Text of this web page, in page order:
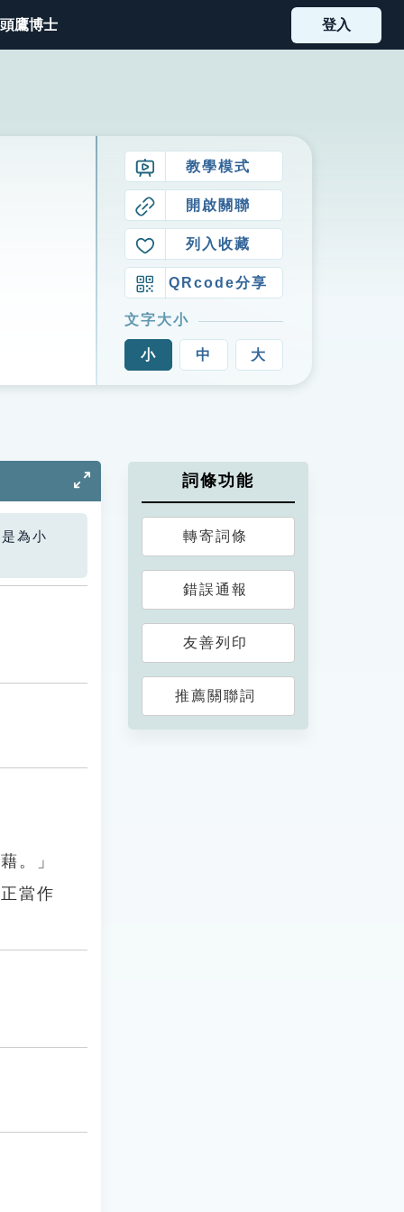
鷹博士 登入
教學模式
開啟關聯
列入收藏
QRcode分享
文字大小
小 中 大
為小
。」
當作
詞條功能
轉寄詞條
錯誤通報
友善列印
推薦關聯詞